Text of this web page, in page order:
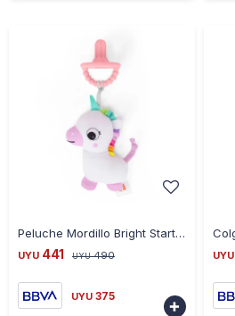
Peluche Mordillo Bright Starts 17468 2 en 1 - UNICORNIO
UYU 441 UYU 490
UYU 375

UYU